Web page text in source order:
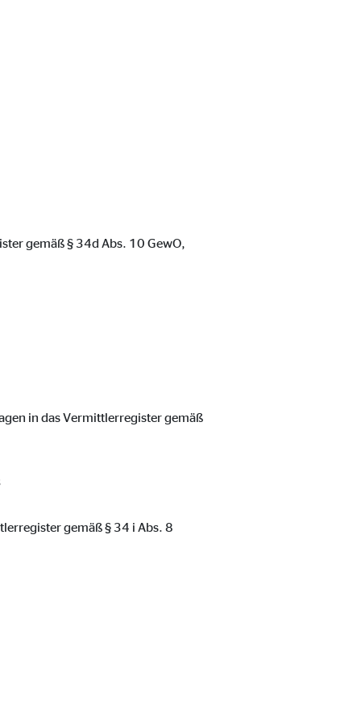
gemäß § 34d Abs. 10 GewO,
in das Vermittlerregister gemäß
gemäß § 34 i Abs. 8